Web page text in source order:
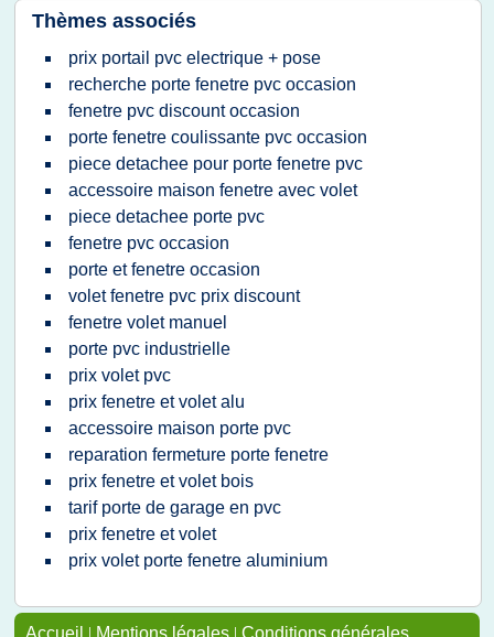
Thèmes associés
prix portail pvc electrique + pose
recherche porte fenetre pvc occasion
fenetre pvc discount occasion
porte fenetre coulissante pvc occasion
piece detachee pour porte fenetre pvc
accessoire maison fenetre avec volet
piece detachee porte pvc
fenetre pvc occasion
porte et fenetre occasion
volet fenetre pvc prix discount
fenetre volet manuel
porte pvc industrielle
prix volet pvc
prix fenetre et volet alu
accessoire maison porte pvc
reparation fermeture porte fenetre
prix fenetre et volet bois
tarif porte de garage en pvc
prix fenetre et volet
prix volet porte fenetre aluminium
Accueil | Mentions légales | Conditions générales